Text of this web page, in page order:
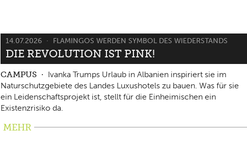
14.07.2026 FLAMINGOS WERDEN SYMBOL DES WIEDERSTANDS
DIE REVOLUTION IST PINK!
CAMPUS
Ivanka Trumps Urlaub in Albanien inspiriert sie im
Naturschutzgebiete des Landes Luxushotels zu bauen. Was für sie
ein Leidenschaftsprojekt ist, stellt für die Einheimischen ein
Existenzrisiko da.
MEHR